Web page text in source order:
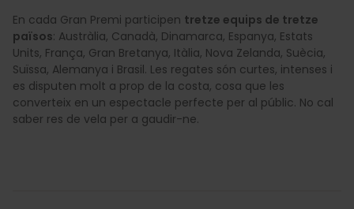
En cada Gran Premi participen tretze equips de tretze
països: Austràlia, Canadà, Dinamarca, Espanya, Estats
Units, França, Gran Bretanya, Itàlia, Nova Zelanda, Suècia,
Suïssa, Alemanya i Brasil. Les regates són curtes, intenses i
es disputen molt a prop de la costa, cosa que les
converteix en un espectacle perfecte per al públic. No cal
saber res de vela per a gaudir-ne.